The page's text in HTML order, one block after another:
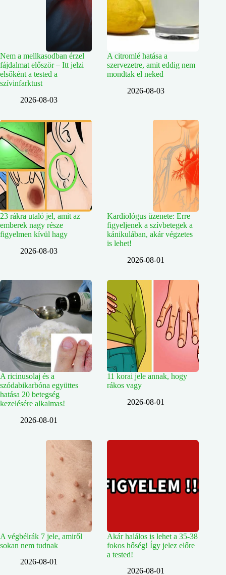
Nem a mellkasodban érzel
fájdalmat először – Itt jelzi
elsőként a tested a
szívinfarktust
2026-08-03
A citromlé hatása a
szervezetre, amit eddig nem
mondtak el neked
2026-08-03
23 rákra utaló jel, amit az
emberek nagy része
figyelmen kívül hagy
2026-08-03
Kardiológus üzenete: Erre
figyeljenek a szívbetegek a
kánikulában, akár végzetes
is lehet!
2026-08-01
A ricinusolaj és a
szódabikarbóna együttes
hatása 20 betegség
kezelésére alkalmas!
2026-08-01
11 korai jele annak, hogy
rákos vagy
2026-08-01
A végbélrák 7 jele, amiről
sokan nem tudnak
2026-08-01
Akár halálos is lehet a 35-38
fokos hőség! Így jelez előre
a tested!
2026-08-01